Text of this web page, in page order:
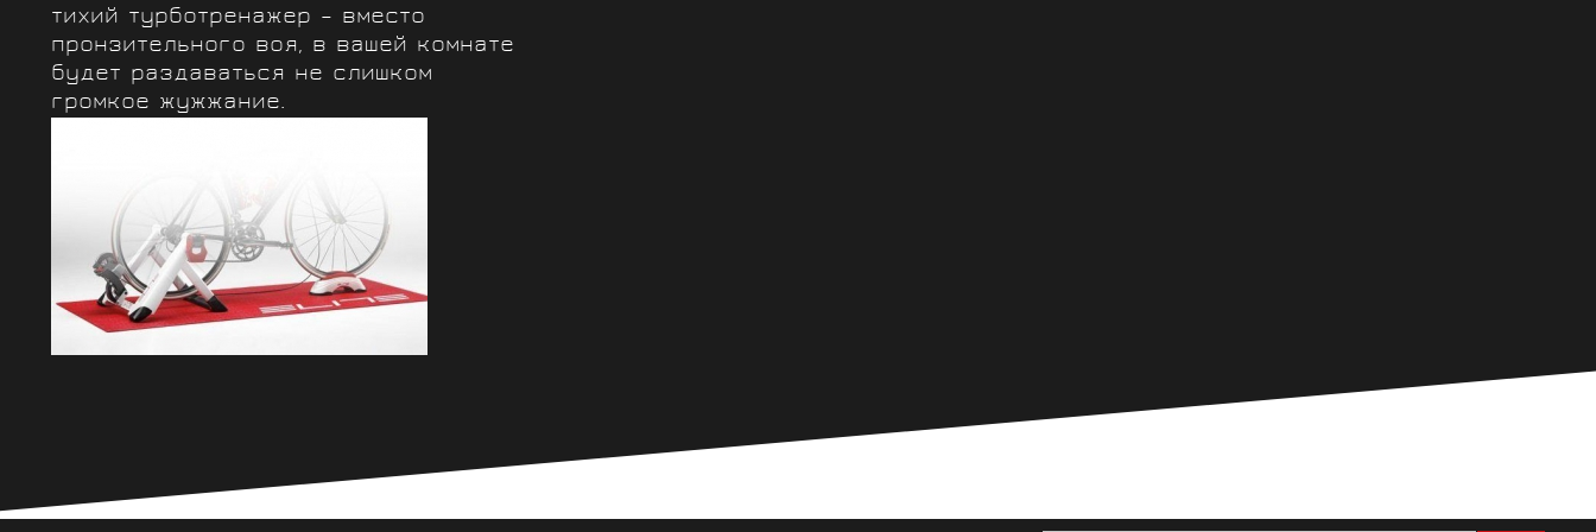
тихий турботренажер – вместо
пронзительного воя, в вашей комнате
будет раздаваться не слишком
громкое жужжание.